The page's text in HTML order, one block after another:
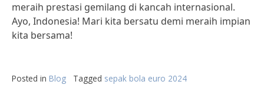
meraih prestasi gemilang di kancah internasional.
Ayo, Indonesia! Mari kita bersatu demi meraih impian
kita bersama!
Posted in Blog Tagged sepak bola euro 2024